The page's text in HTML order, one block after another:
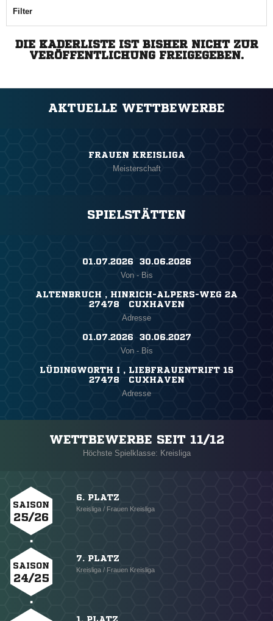
Filter
DIE KADERLISTE IST BISHER NICHT ZUR
VERÖFFENTLICHUNG FREIGEGEBEN.
AKTUELLE WETTBEWERBE
FRAUEN KREISLIGA
Meisterschaft
SPIELSTÄTTEN
01.07.2026 ​ 30.06.2026
Von - Bis
ALTENBRUCH , HINRICH-ALPERS-WEG 2A
27478 CUXHAVEN
Adresse
01.07.2026 ​ 30.06.2027
Von - Bis
LÜDINGWORTH I , LIEBFRAUENTRIFT 15
27478 CUXHAVEN
Adresse
WETTBEWERBE SEIT 11/12
Höchste Spielklasse: Kreisliga
SAISON
25/26
6. PLATZ
Kreisliga / Frauen Kreisliga
SAISON
24/25
7. PLATZ
Kreisliga / Frauen Kreisliga